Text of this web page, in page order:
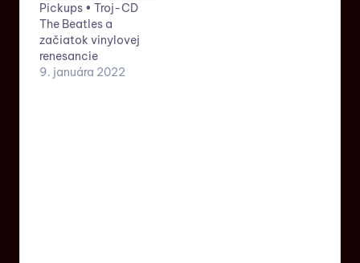
Pickups • Troj-CD
The Beatles a
začiatok vinylovej
renesancie
9. januára 2022